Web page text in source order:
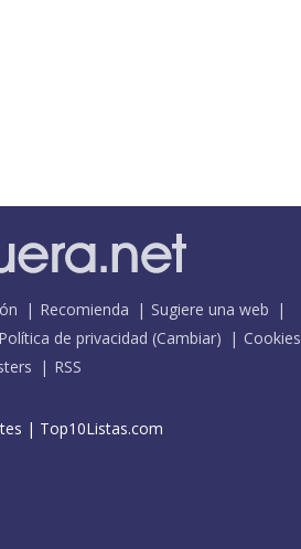
Recomienda
Sugiere una web
Política de privacidad (Cambiar)
Cookies
RSS
| Top10Listas.com